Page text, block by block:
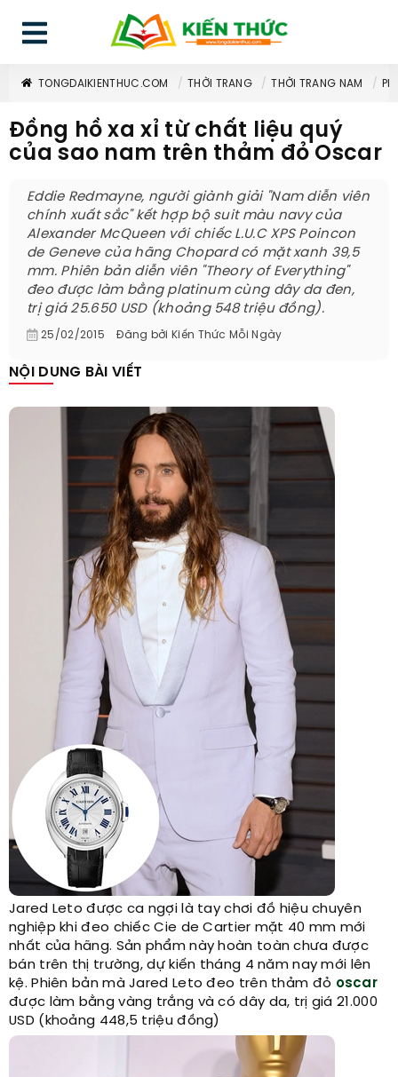
TONGDAIKIENTHUC.COM THỜI TRANG THỜI TRANG NAM
Đồng hồ xa xỉ từ chất liệu quý
của sao nam trên thảm đỏ Oscar
Eddie Redmayne, người giành giải "Nam diễn viên
chính xuất sắc" kết hợp bộ suit màu navy của
Alexander McQueen với chiếc L.U.C XPS Poincon
de Geneve của hãng Chopard có mặt xanh 39,5
mm. Phiên bản diễn viên "Theory of Everything"
đeo được làm bằng platinum cùng dây da đen,
trị giá 25.650 USD (khoảng 548 triệu đồng).
25/02/2015 Đăng bởi Kiến Thức Mỗi Ngày
NỘI DUNG BÀI VIẾT
Jared Leto được ca ngợi là tay chơi đồ hiệu chuyên
nghiệp khi đeo chiếc Cie de Cartier mặt 40 mm mới
nhất của hãng. Sản phẩm này hoàn toàn chưa được
bán trên thị trường, dự kiến tháng 4 năm nay mới lên
kệ. Phiên bản mà Jared Leto đeo trên thảm đỏ oscar
được làm bằng vàng trắng và có dây da, trị giá 21.000
USD (khoảng 448,5 triệu đồng)